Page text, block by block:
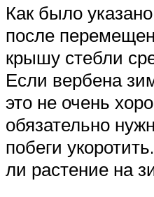
Как было
после
крышу стебли
Если вербена
это не очень
обязательно
побеги
ли растение на